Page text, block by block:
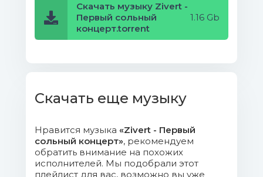
Скачать музыку Zivert -
Первый сольный
концерт.torrent
1.16 Gb
Скачать еще музыку
Нравится музыка «Zivert - Первый
сольный концерт», рекомендуем
обратить внимание на похожих
исполнителей. Мы подобрали этот
плейлист для вас, возможно вы уже